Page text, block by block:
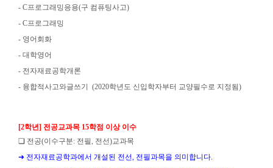
- C프로그래밍응용(구 컴퓨팅사고)
- C프로그래밍
- 영어회화
- 대학영어
- 전자재료공학개론
- 융합적사고와글쓰기 (2020학년도 신입학자부터 교양필수로 지정됨)
[2학년] 전공교과목15학점 이상 이수
❏ 전공(이수구분: 전필, 전선)교과목
➜ 전자재료공학과에서 개설된 전선, 전필과목을 의미합니다.